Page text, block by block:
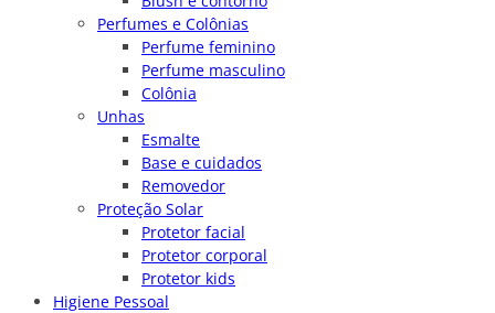
Perfumes e Colônias
Perfume feminino
Perfume masculino
Colônia
Unhas
Esmalte
Base e cuidados
Removedor
Proteção Solar
Protetor facial
Protetor corporal
Protetor kids
Higiene Pessoal